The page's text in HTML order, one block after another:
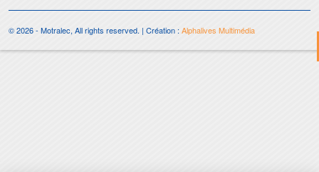
© 2026 - Motralec, All rights reserved. | Création :Alphalives Multimédia